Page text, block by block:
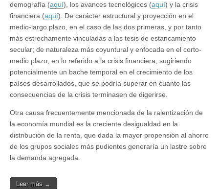
demografía (aquí), los avances tecnológicos (aquí) y la crisis
financiera (aquí). De carácter estructural y proyección en el
medio-largo plazo, en el caso de las dos primeras, y por tanto
más estrechamente vinculadas a las tesis de estancamiento
secular; de naturaleza más coyuntural y enfocada en el corto-
medio plazo, en lo referido a la crisis financiera, sugiriendo
potencialmente un bache temporal en el crecimiento de los
países desarrollados, que se podría superar en cuanto las
consecuencias de la crisis terminasen de digerirse.
Otra causa frecuentemente mencionada de la ralentización de
la economía mundial es la creciente desigualdad en la
distribución de la renta, que dada la mayor propensión al ahorro
de los grupos sociales más pudientes generaría un lastre sobre
la demanda agregada.
Leer más →